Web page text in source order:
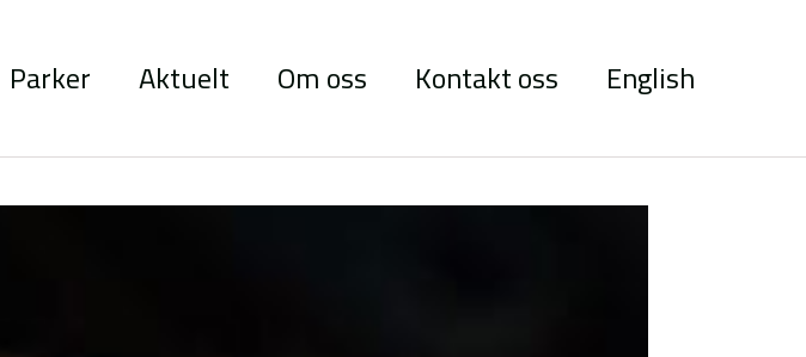
Parker Aktuelt Om oss Kontakt oss English